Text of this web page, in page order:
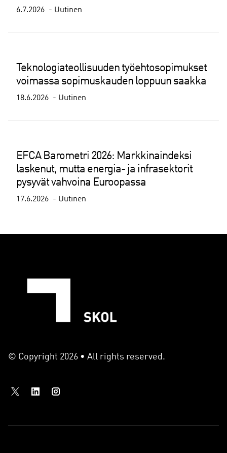
6.7.2026 Uutinen
Teknologiateollisuuden työehtosopimukset
voimassa sopimuskauden loppuun saakka
18.6.2026 Uutinen
EFCA Barometri 2026: Markkinaindeksi
laskenut, mutta energia- ja infrasektorit
pysyvät vahvoina Euroopassa
17.6.2026 Uutinen
© Copyright 2026 • All rights reserved.